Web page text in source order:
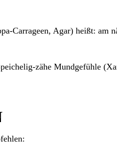
Carrageen, Agar) heißt: am
zähe Mundgefühle